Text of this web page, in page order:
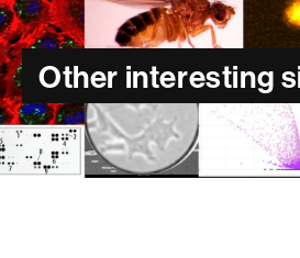
Other interesting